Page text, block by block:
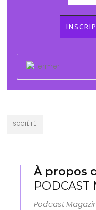
SOCIÉTÉ
À propos
PODCAST
Podcast